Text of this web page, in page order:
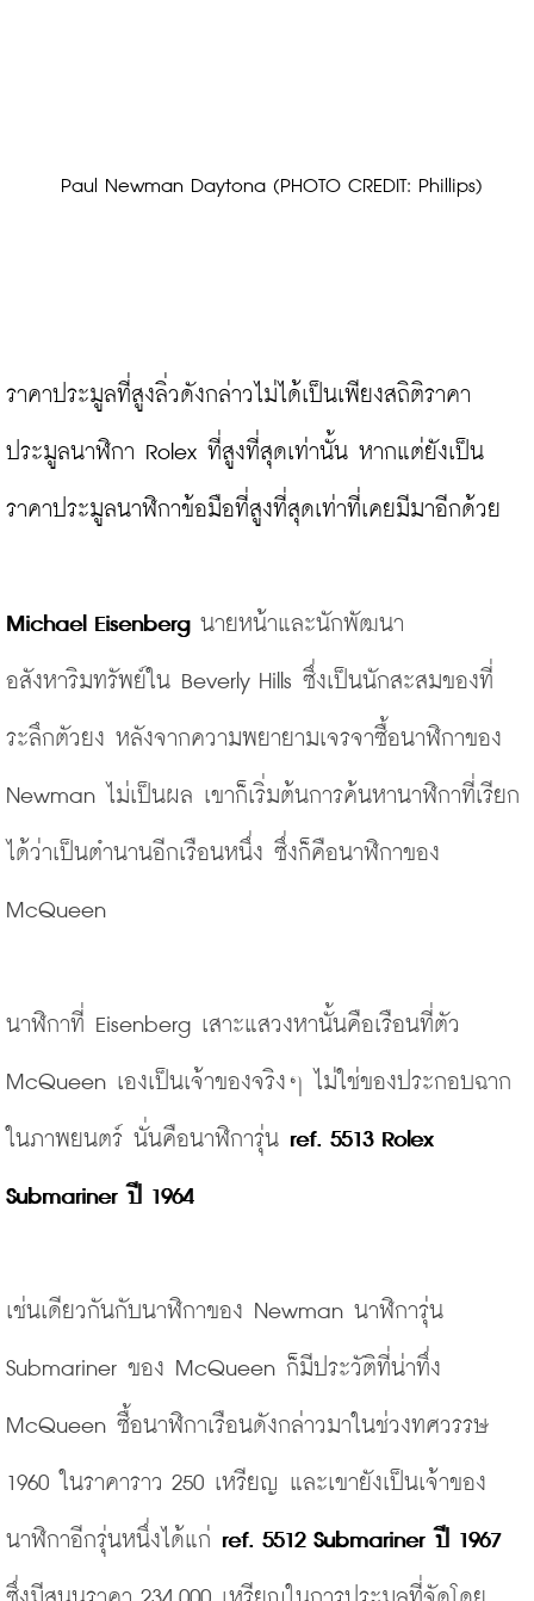
Paul Newman Daytona (PHOTO CREDIT: Phillips)
ราคาประมูลที่สูงลิ่วดังกล่าวไม่ได้เป็นเพียงสถิติราคา
ประมูลนาฬิกา Rolex ที่สูงที่สุดเท่านั้น หากแต่ยังเป็น
ราคาประมูลนาฬิกาข้อมือที่สูงที่สุดเท่าที่เคยมีมาอีกด้วย
Michael Eisenberg นายหน้าและนักพัฒนา
อสังหาริมทรัพย์ใน Beverly Hills ซึ่งเป็นนักสะสมของที่
ระลึกตัวยง หลังจากความพยายามเจรจาซื้อนาฬิกาของ
Newman ไม่เป็นผล เขาก็เริ่มต้นการค้นหานาฬิกาที่เรียก
ได้ว่าเป็นตำนานอีกเรือนหนึ่ง ซึ่งก็คือนาฬิกาของ
McQueen
นาฬิกาที่ Eisenberg เสาะแสวงหานั้นคือเรือนที่ตัว
McQueen เองเป็นเจ้าของจริงๆ ไม่ใช่ของประกอบฉาก
ในภาพยนตร์ นั่นคือนาฬิการุ่น ref. 5513 Rolex
Submariner ปี 1964
เช่นเดียวกันกับนาฬิกาของ Newman นาฬิการุ่น
Submariner ของ McQueen ก็มีประวัติที่น่าทึ่ง
McQueen ซื้อนาฬิกาเรือนดังกล่าวมาในช่วงทศวรรษ
1960 ในราคาราว 250 เหรียญ และเขายังเป็นเจ้าของ
นาฬิกาอีกรุ่นหนึ่งได้แก่ ref. 5512 Submariner ปี 1967